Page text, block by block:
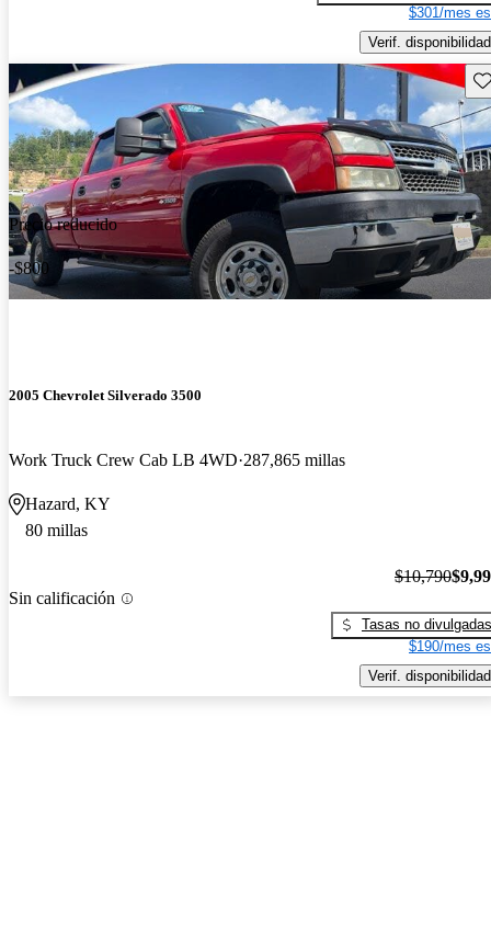
$301/mes
Verif. disponibilidad
Precio reducido
-$800
2005 Chevrolet Silverado 3500
Work Truck Crew Cab LB 4WD 287,865 millas
Hazard, KY
80 millas
Sin calificación
$10,790
Tasas no divulgadas
$190/mes
Verif. disponibilidad